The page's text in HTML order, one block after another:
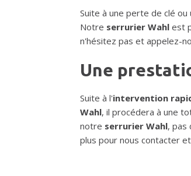
Suite à une perte de clé ou
Notre serrurier Wahl est
n'hésitez pas et appelez-
Une
Suite à l'intervention
Wahl, il procédera à une
notre serrurier Wahl, pas
plus pour nous contacter